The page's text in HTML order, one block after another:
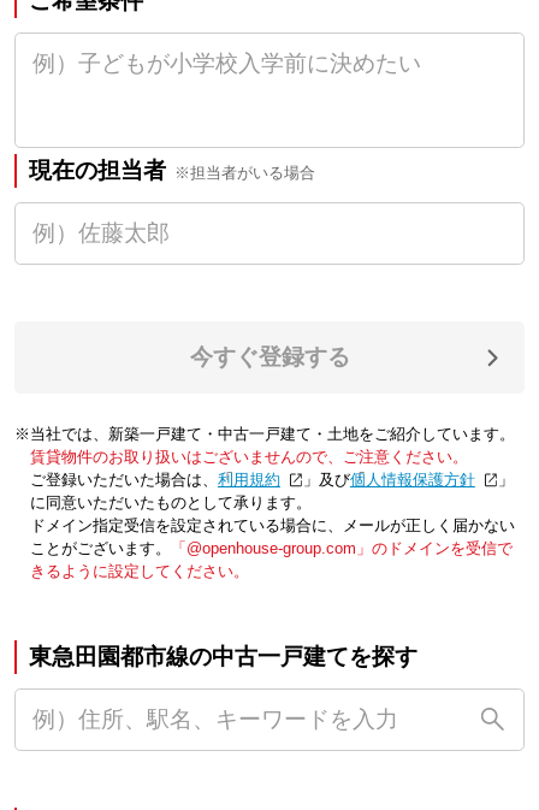
現在の担当者 ※担当者がいる場合
今すぐ登録する
※当社では、新築一戸建て・中古一戸建て・土地をご紹介しています。
賃貸物件のお取り扱いはございませんので、ご注意ください。
ご登録いただいた場合は、「利用規約 」及び「個人情報保護方針
」
に同意いただいたものとして承ります。
ドメイン指定受信を設定されている場合に、メールが正しく届かない
ことがございます。
「@openhouse-group.com」のドメインを受信で
きるように設定してください。
東急田園都市線の中古一戸建てを探す